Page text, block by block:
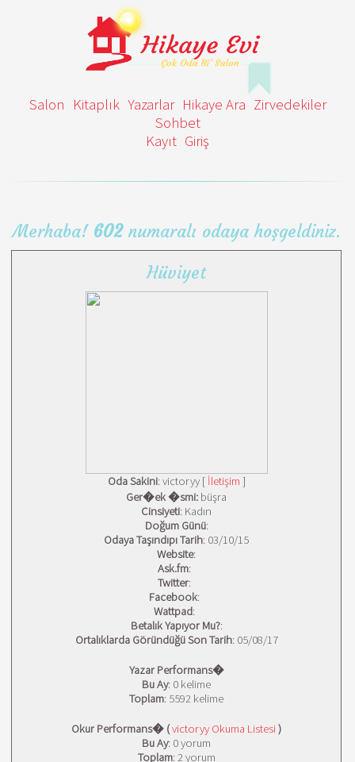
Salon Kitaplık Yazarlar Hikaye Ara Zirvedekiler
Sohbet
Kayıt Giriş
Merhaba! 602numaralı odaya hoşgeldiniz.
Hüviyet
Oda Sakini: victoryy [ İletişim ]
Ger�ek �smi: büşra
Cinsiyeti: Kadın
Doğum Günü:
Odaya Taşındıpı Tarih: 03/10/15
Website:
Ask.fm:
Twitter:
Facebook:
Wattpad:
Betalık Yapıyor Mu?:
Ortalıklarda Göründüğü Son Tarih: 05/08/17
Yazar Performans�
Bu Ay: 0 kelime
Toplam: 5592 kelime
Okur Performans� (victoryy Okuma Listesi)
Bu Ay: 0 yorum
Toplam: 2 yorum